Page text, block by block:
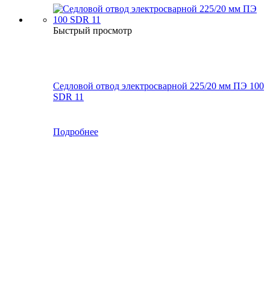
Быстрый просмотр
Седловой отвод электросварной 225/20 мм ПЭ 100
SDR 11
Подробнее